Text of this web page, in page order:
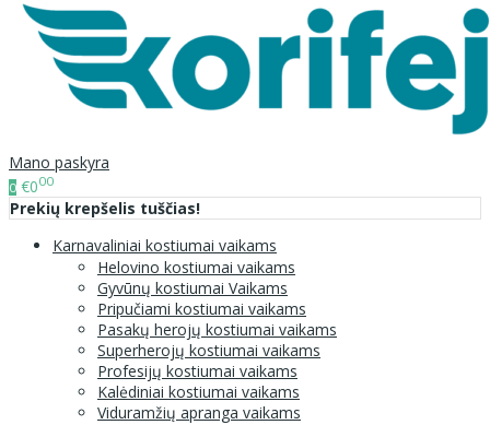
Mano paskyra
0 €000
Prekių krepšelis tuščias!
Karnavaliniai kostiumai vaikams
Helovino kostiumai vaikams
Gyvūnų kostiumai Vaikams
Pripučiami kostiumai vaikams
Pasakų herojų kostiumai vaikams
Superherojų kostiumai vaikams
Profesijų kostiumai vaikams
Kalėdiniai kostiumai vaikams
Viduramžių apranga vaikams